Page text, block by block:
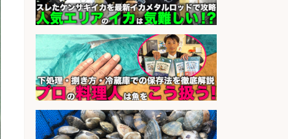
1日2h
オーケー株式会社
sponsored by 求人ボックス
さらに求人情報を見る